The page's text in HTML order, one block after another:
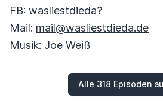
FB: wasliestdieda?
Mail: mail@wasliestdieda.de
Musik: Joe Weiß
Alle 318 Episoden